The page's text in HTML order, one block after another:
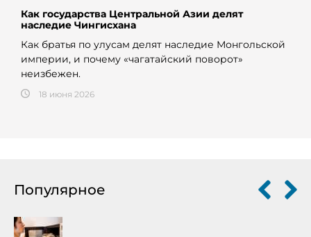
Как государства Центральной Азии делят
наследие Чингисхана
Как братья по улусам делят наследие Монгольской
империи, и почему «чагатайский поворот»
неизбежен.
18 июня 2026
Популярное